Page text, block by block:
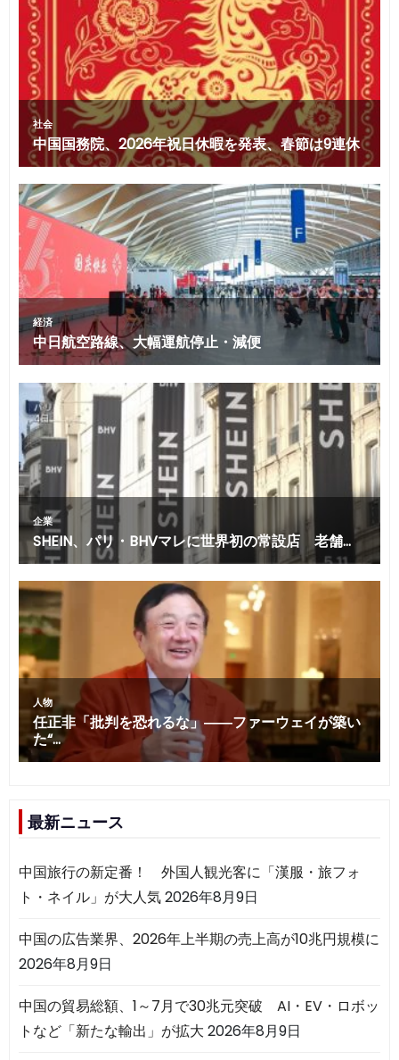
最新ニュース
中国旅行の新定番！ 外国人観光客に「漢服・旅フォ
ト・ネイル」が大人気2026年8月9日
中国の広告業界、2026年上半期の売上高が10兆円規模に
2026年8月9日
中国の貿易総額、1～7月で30兆元突破 AI・EV・ロボッ
トなど「新たな輸出」が拡大 2026年8月9日